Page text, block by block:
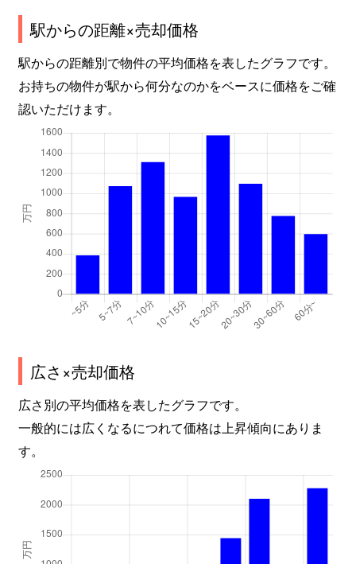
駅からの距離×売却価格
駅からの距離別で物件の平均価格を表したグラフです。
お持ちの物件が駅から何分なのかをベースに価格をご確
認いただけます。
広さ×売却価格
広さ別の平均価格を表したグラフです。
一般的には広くなるにつれて価格は上昇傾向にありま
す。